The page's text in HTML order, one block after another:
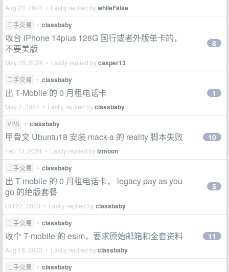
Aug 23, 2024 • Lastly replied bywhileFalse
二手交易 • classbaby
收台 iPhone 14plus 128G 国行或者外版单卡的，
不要美版
May 26, 2024 • Lastly replied bycasper13
8
二手交易 • classbaby
出 T-Mobile 的 0 月租电话卡
May 2, 2024 • Lastly replied byclassbaby
1
VPS • classbaby
甲骨文 Ubuntu18 安装 mack-a 的 reality 脚本失败
Feb 13, 2024 • Lastly replied bylzmoon
10
二手交易 • classbaby
出 T-mobile 的 0 月租电话卡， legacy pay as you
go 的绝版套餐
Oct 27, 2023 • Lastly replied byclassbaby
5
二手交易 • classbaby
收个 T-mobile 的 esim，要求原始邮箱和全套资料
Aug 18, 2023 • Lastly replied byclassbaby
11
二手交易 • classbaby